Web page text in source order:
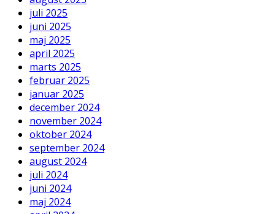
juli 2025
juni 2025
maj 2025
april 2025
marts 2025
februar 2025
januar 2025
december 2024
november 2024
oktober 2024
september 2024
august 2024
juli 2024
juni 2024
maj 2024